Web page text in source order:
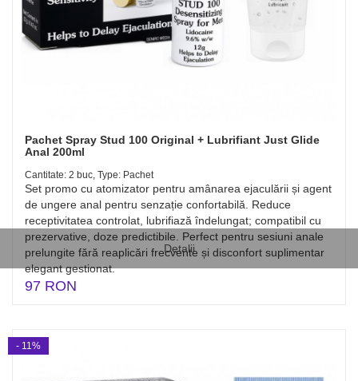
Detalii
Pachet Spray Stud 100 Original + Lubrifiant Just Glide
Anal 200ml
Cantitate: 2 buc, Type: Pachet
Set promo cu atomizator pentru amânarea ejaculării și agent
de ungere anal pentru senzație confortabilă. Reduce
receptivitatea controlat, lubrifiază îndelungat; compatibil cu
prezervative, doze predictibile. Perfect pentru sesiuni anale
prelungite fără reaplicări frecvente și disconfort suplimentar
elegant gestionat.
97 RON
- 11%